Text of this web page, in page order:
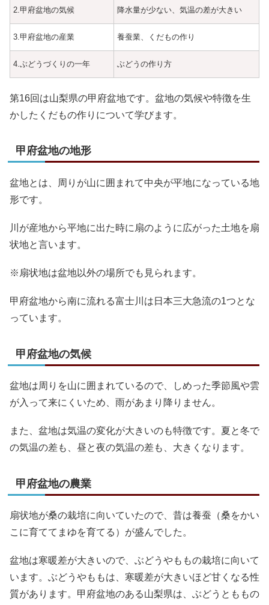
2.甲府盆地の気候 降水量が少ない、気温の差が大きい
3.甲府盆地の産業 養蚕業、くだもの作り
4.ぶどうづくりの一年 ぶどうの作り方
第16回は山梨県の甲府盆地です。盆地の気候や特徴を生
かしたくだもの作りについて学びます。
甲府盆地の地形
盆地とは、周りが山に囲まれて中央が平地になっている地
形です。
川が産地から平地に出た時に扇のように広がった土地を扇
状地と言います。
※扇状地は盆地以外の場所でも見られます。
甲府盆地から南に流れる富士川は日本三大急流の1つとな
っています。
甲府盆地の気候
盆地は周りを山に囲まれているので、しめった季節風や雲
が入って来にくいため、雨があまり降りません。
また、盆地は気温の変化が大きいのも特徴です。夏と冬で
の気温の差も、昼と夜の気温の差も、大きくなります。
甲府盆地の農業
扇状地が桑の栽培に向いていたので、昔は養蚕（桑をかい
こに育ててまゆを育てる）が盛んでした。
盆地は寒暖差が大きいので、ぶどうやももの栽培に向いて
います。ぶどうやももは、寒暖差が大きいほど甘くなる性
質があります。甲府盆地のある山梨県は、ぶどうとももの